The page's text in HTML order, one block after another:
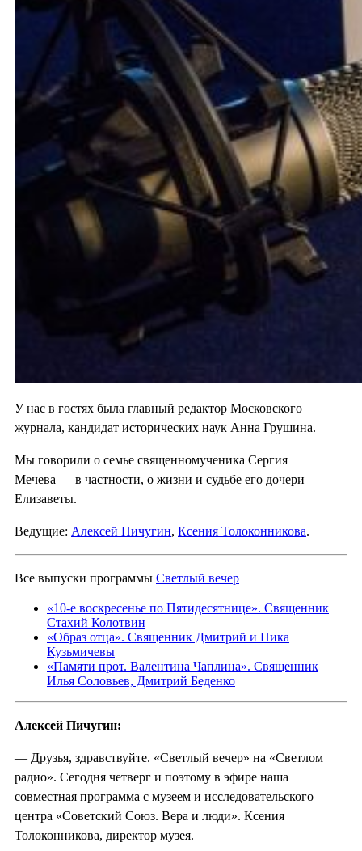
У нас в гостях была главный редактор Московского
журнала, кандидат исторических наук Анна Грушина.
Мы говорили о семье священномученика Сергия
Мечева — в частности, о жизни и судьбе его дочери
Елизаветы.
Ведущие: Алексей Пичугин, Ксения Толоконникова.
Все выпуски программы Светлый вечер
«10-е воскресенье по Пятидесятнице». Священник
Стахий Колотвин
«Образ отца». Священник Дмитрий и Ника
Кузьмичевы
«Памяти прот. Валентина Чаплина». Священник
Илья Соловьев, Дмитрий Беденко
Алексей Пичугин:
— Друзья, здравствуйте. «Светлый вечер» на «Светлом
радио». Сегодня четверг и поэтому в эфире наша
совместная программа с музеем и исследовательского
центра «Советский Союз. Вера и люди». Ксения
Толоконникова, директор музея.